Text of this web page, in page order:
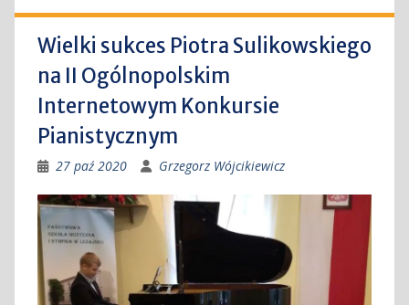
Wielki sukces Piotra Sulikowskiego
na II Ogólnopolskim
Internetowym Konkursie
Pianistycznym
27 paź 2020 Grzegorz Wójcikiewicz